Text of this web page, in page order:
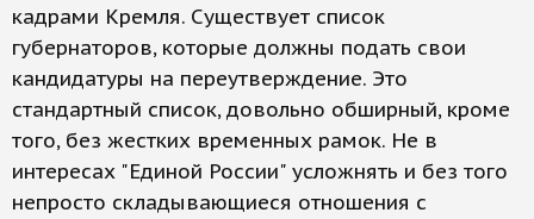
кадрами Кремля. Существует список
губернаторов, которые должны подать свои
кандидатуры на переутверждение. Это
стандартный список, довольно обширный, кроме
того, без жестких временных рамок. Не в
интересах "Единой России" усложнять и без того
непросто складывающиеся отношения с